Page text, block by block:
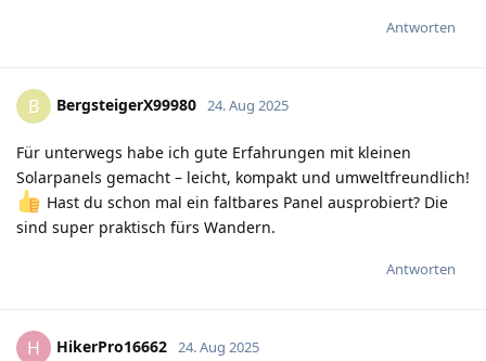
Antworten
B BergsteigerX99980 24. Aug 2025
Für unterwegs habe ich gute Erfahrungen mit kleinen
Solarpanels gemacht – leicht, kompakt und umweltfreundlich!
Hast du schon mal ein faltbares Panel ausprobiert? Die
sind super praktisch fürs Wandern.
Antworten
H HikerPro16662 24. Aug 2025